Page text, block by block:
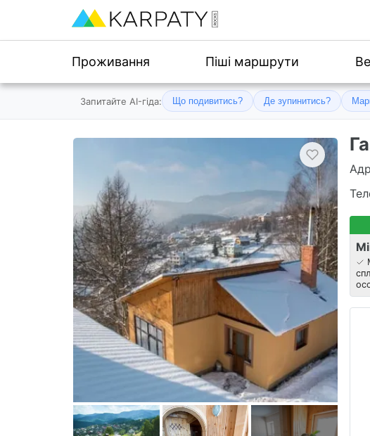
Проживання Піші маршрути
Запитайте AI-гіда: Що подивитись? Де зупинитись?